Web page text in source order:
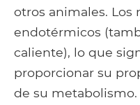
otros animales. Los
endotérmicos
caliente), lo que
proporcionar su
de su